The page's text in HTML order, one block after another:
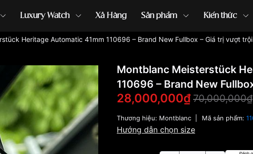
Luxury Watch Xả Hàng Sản phẩm Kiến thức
hồ G-Shock đồng hồ Orient ...
Heritage Automatic 41mm 110696 – Brand New Fullbox – Giá trị vượt trội
Montblanc Meisterstück
110696 – Brand New
28,000,000₫ 70,000,000₫
Thương hiệu: Montblanc Mã sản phẩm:
Hướng dẫn chọn size